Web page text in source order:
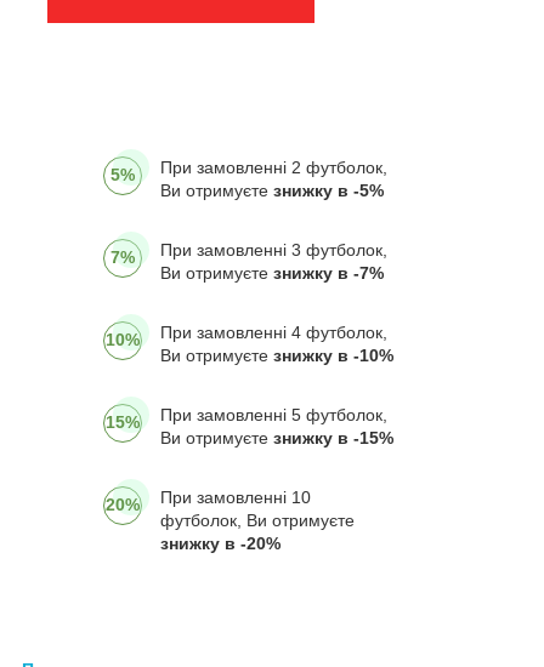
5%
При замовленні 2 футболок,
Ви отримуєте знижку в -5%
7%
При замовленні 3 футболок,
Ви отримуєте знижку в -7%
10%
При замовленні 4 футболок,
Ви отримуєте знижку в -10%
15%
При замовленні 5 футболок,
Ви отримуєте знижку в -15%
20%
При замовленні 10
футболок, Ви отримуєте
знижку в -20%